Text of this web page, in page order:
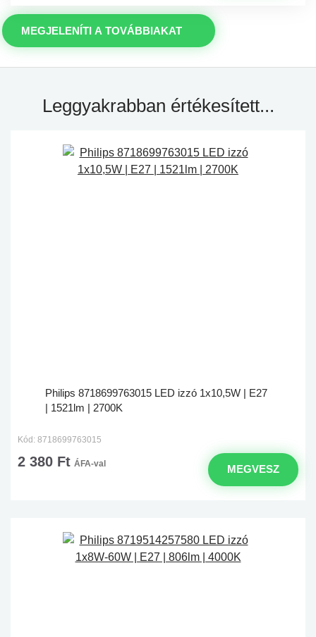
MEGJELENÍTI A TOVÁBBIAKAT
Leggyakrabban értékesített...
Philips 8718699763015 LED izzó 1x10,5W | E27
| 1521lm | 2700K
Kód: 8718699763015
2 380 Ft ÁFA-val MEGVESZ